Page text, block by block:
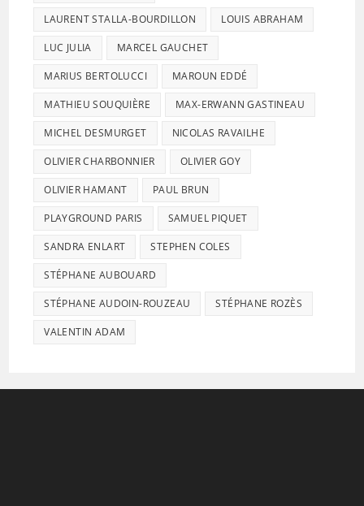
LAURENT STALLA-BOURDILLON LOUIS ABRAHAM
LUC JULIA MARCEL GAUCHET
MARIUS BERTOLUCCI MAROUN EDDÉ
MATHIEU SOUQUIÈRE MAX-ERWANN GASTINEAU
MICHEL DESMURGET NICOLAS RAVAILHE
OLIVIER CHARBONNIER OLIVIER GOY
OLIVIER HAMANT PAUL BRUN
PLAYGROUND PARIS SAMUEL PIQUET
SANDRA ENLART STEPHEN COLES
STÉPHANE AUBOUARD
STÉPHANE AUDOIN-ROUZEAU STÉPHANE ROZÈS
VALENTIN ADAM